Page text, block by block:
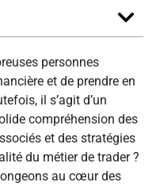
personnes
et de prendre en
il s’agit d’un
compréhension des
et des stratégies
du métier de trader ?
au cœur des